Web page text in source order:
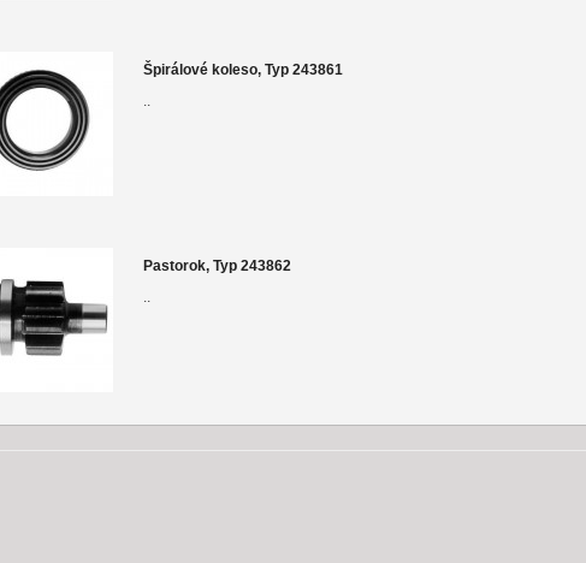
Špirálové koleso, Typ 243861
..
Pastorok, Typ 243862
..